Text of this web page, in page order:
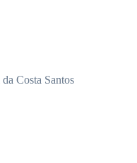
Costa Santos